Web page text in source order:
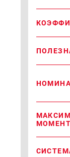
МОМЕНТ